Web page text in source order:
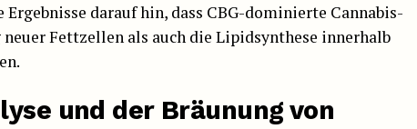
darauf hin, dass CBG-dominierte Cannabis-
Fettzellen als auch die Lipidsynthese innerhalb
und der Bräunung von